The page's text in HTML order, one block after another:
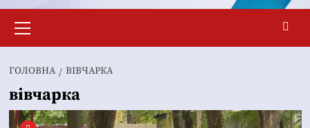
меню
ГОЛОВНА ВІВЧАРКА
вівчарка